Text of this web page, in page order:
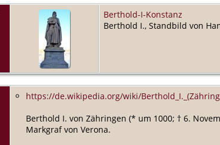
Berthold-I-Konstanz
Berthold I., Standbild von
https://de.wikipedia.org/wiki/
Berthold I. von Zähringen (* um 1000; † 6.
Markgraf von Verona.